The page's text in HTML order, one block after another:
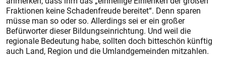
Fraktionen keine Schadenfreude bereitet“. Denn sparen
müsse man so oder so. Allerdings sei er ein großer
Befürworter dieser Bildungseinrichtung. Und weil die
regionale Bedeutung habe, sollten doch bitteschön künftig
auch Land, Region und die Umlandgemeinden mitzahlen.